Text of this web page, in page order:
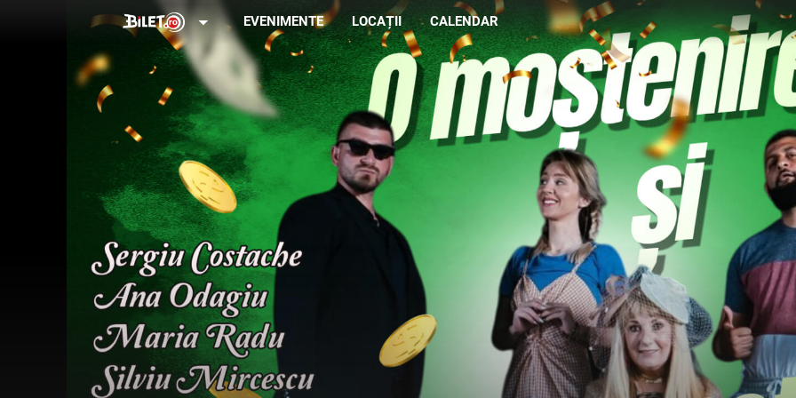
arrow_drop_down EVENIMENTE LOCAȚII CALENDAR